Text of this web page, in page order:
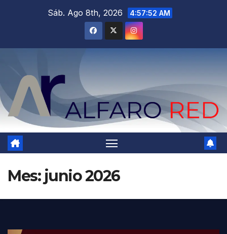
Sáb. Ago 8th, 2026 4:57:54 AM
Mes: junio 2026